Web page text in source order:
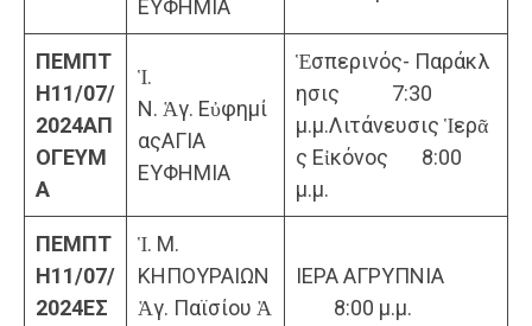
ΕΥΦΗΜΙΑ
ΠΕΜΠΤ
Η11/07/
2024ΑΠ
ΟΓΕΥΜ
Α
Ἱ.
Ν. Ἁγ. Εὐφημί
αςΑΓΙΑ
ΕΥΦΗΜΙΑ
Ἑσπερινός- Παράκλ
ησις 7:30
μ.μ.Λιτάνευσις Ἱερᾶ
ς Εἰκόνος 8:00
μ.μ.
ΠΕΜΠΤ
Η11/07/
2024ΕΣ
Ἱ. Μ.
ΚΗΠΟΥΡΑΙΩΝ
Ἁγ. Παϊσίου Ἁ
ΙΕΡΑ ΑΓΡΥΠΝΙΑ
8:00 μ.μ.